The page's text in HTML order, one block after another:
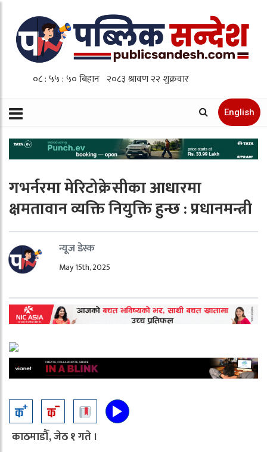
English
गभर्नरमा मेरिटोक्रेसीका आधारमा
क्षमतावान व्यक्ति नियुक्ति हुन्छ : प्रधानमन्त्री
न्यूज डेस्क
May 15th, 2025
काठमाडौँ, जेठ १ गते ।